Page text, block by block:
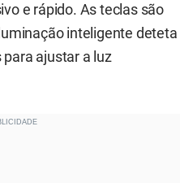
e rápido. As teclas são
inteligente deteta
ajustar a luz